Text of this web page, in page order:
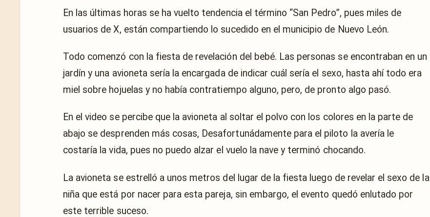
En las últimas horas se ha vuelto tendencia el término “San Pedro”, pues miles de
usuarios de X, están compartiendo lo sucedido en el municipio de Nuevo León.
Todo comenzó con la fiesta de revelación del bebé. Las personas se encontraban en un
jardín y una avioneta sería la encargada de indicar cuál sería el sexo, hasta ahí todo era
miel sobre hojuelas y no había contratiempo alguno, pero, de pronto algo pasó.
En el video se percibe que la avioneta al soltar el polvo con los colores en la parte de
abajo se desprenden más cosas, Desafortunádamente para el piloto la avería le
costaría la vida, pues no puedo alzar el vuelo la nave y terminó chocando.
La avioneta se estrelló a unos metros del lugar de la fiesta luego de revelar el sexo de la
niña que está por nacer para esta pareja, sin embargo, el evento quedó enlutado por
este terrible suceso.